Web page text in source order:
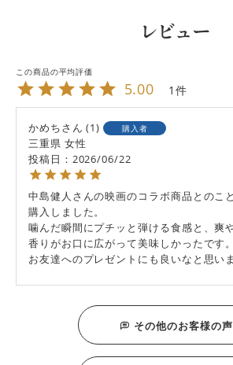
レビュー
5.00 1
かめち 1 購入者
三重県 女性
投稿日
2026/06/22
中島健人さんの映画のコラボ商品とのこ
購入しました。
噛んだ瞬間にプチッと弾ける食感と、爽
香りがお口に広がって美味しかったです。
お友達へのプレゼントにも良いなと思い
その他のお客様の声